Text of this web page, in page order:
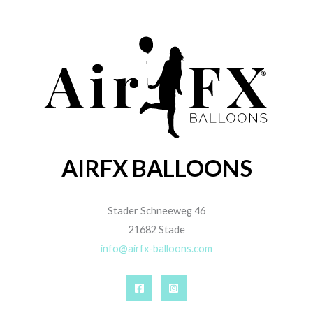
AIRFX BALLOONS
Stader Schneeweg 46
21682 Stade
info@airfx-balloons.com